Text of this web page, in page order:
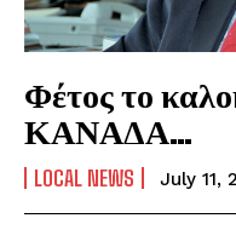
Φέτος το
ΚΑΝΑΔΑ…
LOCAL NEWS July 11,